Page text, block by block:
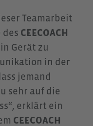
Teamarbeit
CEECOACH
Gerät zu
in der
jemand
sehr auf die
erklärt ein
CEECOACH